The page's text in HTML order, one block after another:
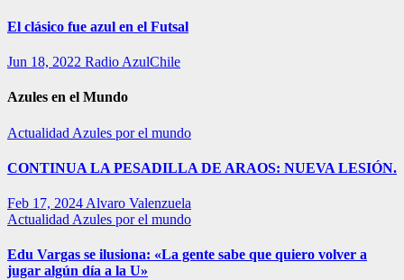
El clásico fue azul en el Futsal
Jun 18, 2022 Radio AzulChile
Azules en el Mundo
Actualidad Azules por el mundo
CONTINUA LA PESADILLA DE ARAOS: NUEVA LESIÓN.
Feb 17, 2024 Alvaro Valenzuela
Actualidad Azules por el mundo
Edu Vargas se ilusiona: «La gente sabe que quiero volver a
jugar algún día a la U»